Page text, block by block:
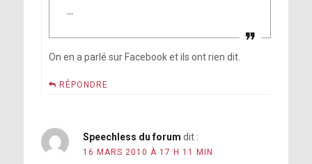
…
On en a parlé sur Facebook et ils ont rien dit.
RÉPONDRE
Speechless du forum dit :
16 MARS 2010 À 17 H 11 MIN